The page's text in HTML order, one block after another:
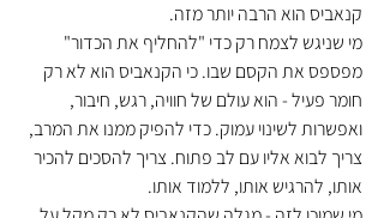
קנאביס הוא הרבה יותר מזה.
מי שניגש לצמח רק כדי "להחליף את הכדור"
מפספס את הקסם שבו. כי הקנאביס הוא לא רק
חומר פעיל - הוא עולם של חוויה, רגש, חיבור,
ואפשרות לשינוי עמוק. כדי להפיק ממנו את המרב,
צריך לבוא אליו עם לב פתוח. צריך להסכים להכיר
אותו, להרגיש אותו, ללמוד אותו.